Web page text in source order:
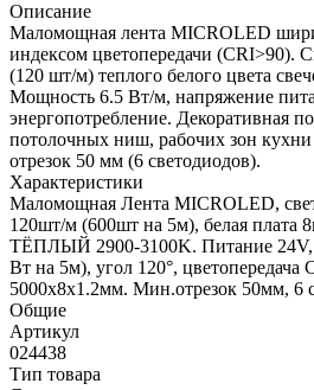
Описание
Маломощная лента MICROLED
индексом цветопередачи (CRI>90).
(120 шт/м) теплого белого цвета
Мощность 6.5 Вт/м, напряжение
энергопотребление. Декоративная
потолочных ниш, рабочих зон
отрезок 50 мм (6 светодиодов).
Характеристики
Маломощная Лента MICROLED,
120шт/м (600шт на 5м), белая плата
ТЁПЛЫЙ 2900-3100K. Питание 24V,
Вт на 5м), угол 120°, цветопередача
5000х8х1.2мм. Мин.отрезок 50мм, 6
Общие
Артикул
024438
Тип товара